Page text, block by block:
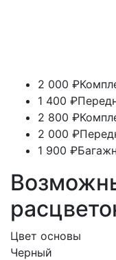
2 000 ₽
1 400 ₽
2 800 ₽
2 000 ₽
1 900 ₽
Цвет основы
Черный